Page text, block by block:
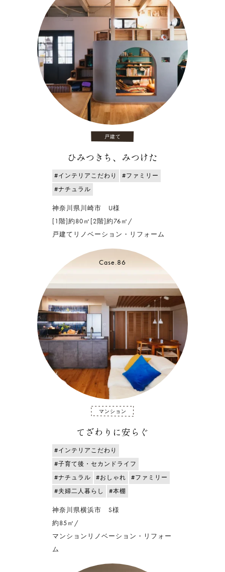
戸建て
ひみつきち、みつけた
#インテリアこだわり
#ファミリー
#ナチュラル
神奈川県川崎市 U様
[1階]約80㎡[2階]約76㎡/
戸建てリノベーション・リフォーム
Case.86
マンション
てざわりに安らぐ
#インテリアこだわり
#子育て後・セカンドライフ
#ナチュラル
#おしゃれ
#ファミリー
#夫婦二人暮らし
#本棚
神奈川県横浜市 S様
約85㎡/
マンションリノベーション・リフォー
ム